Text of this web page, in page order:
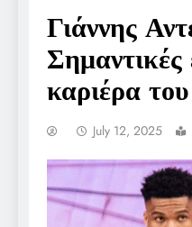
Γιάννης
Σημαντικές
καριέρα του
July 12, 2025